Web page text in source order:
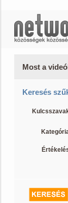
Most a
Keresés